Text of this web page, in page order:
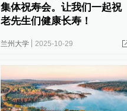
集体祝寿会。让我们一起祝
老先生们健康长寿！
兰州大学 2025-10-29